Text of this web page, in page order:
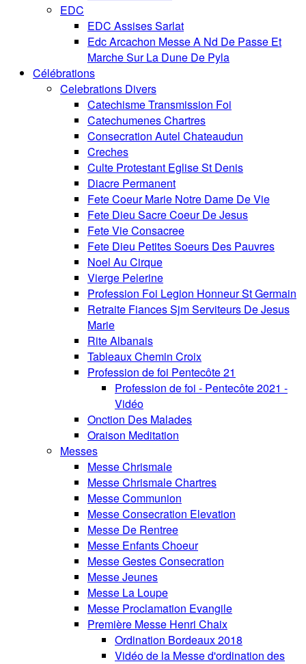
EDC
EDC Assises Sarlat
Edc Arcachon Messe A Nd De Passe Et
Marche Sur La Dune De Pyla
Célébrations
Celebrations Divers
Catechisme Transmission Foi
Catechumenes Chartres
Consecration Autel Chateaudun
Creches
Culte Protestant Eglise St Denis
Diacre Permanent
Fete Coeur Marie Notre Dame De Vie
Fete Dieu Sacre Coeur De Jesus
Fete Vie Consacree
Fete Dieu Petites Soeurs Des Pauvres
Noel Au Cirque
Vierge Pelerine
Profession Foi Legion Honneur St Germain
Retraite Fiances Sjm Serviteurs De Jesus
Marie
Rite Albanais
Tableaux Chemin Croix
Profession de foi Pentecôte 21
Profession de foi - Pentecôte 2021 -
Vidéo
Onction Des Malades
Oraison Meditation
Messes
Messe Chrismale
Messe Chrismale Chartres
Messe Communion
Messe Consecration Elevation
Messe De Rentree
Messe Enfants Choeur
Messe Gestes Consecration
Messe Jeunes
Messe La Loupe
Messe Proclamation Evangile
Première Messe Henri Chaix
Ordination Bordeaux 2018
Vidéo de la Messe d'ordination des